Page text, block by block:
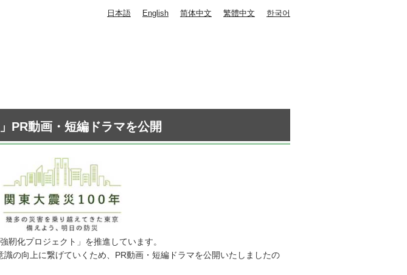
日本語 English 简体中文 繁體中文 한국어
PR動画・短編ドラマを公開
靭化プロジェクト」を推進しています。
の向上に繋げていくため、PR動画・短編ドラマを公開いたしましたの